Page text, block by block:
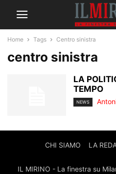
Home Tags Centro sinistra
centro sinistra
LA
TEMPO
NEWS
CHI SIAMO LA
IL MIRINO - La finestra su